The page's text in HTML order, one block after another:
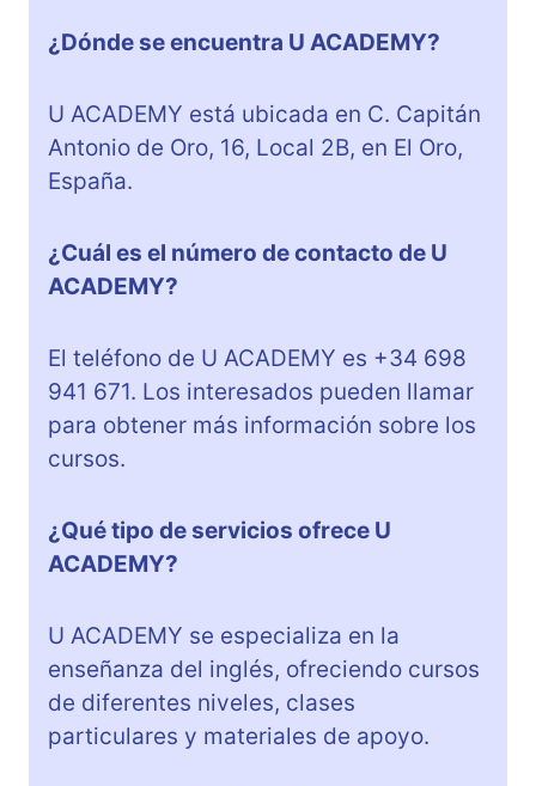
¿Dónde se encuentra U ACADEMY?
U ACADEMY está ubicada en C. Capitán
Antonio de Oro, 16, Local 2B, en El Oro,
España.
¿Cuál es el número de contacto de U
ACADEMY?
El teléfono de U ACADEMY es +34 698
941 671. Los interesados pueden llamar
para obtener más información sobre los
cursos.
¿Qué tipo de servicios ofrece U
ACADEMY?
U ACADEMY se especializa en la
enseñanza del inglés, ofreciendo cursos
de diferentes niveles, clases
particulares y materiales de apoyo.